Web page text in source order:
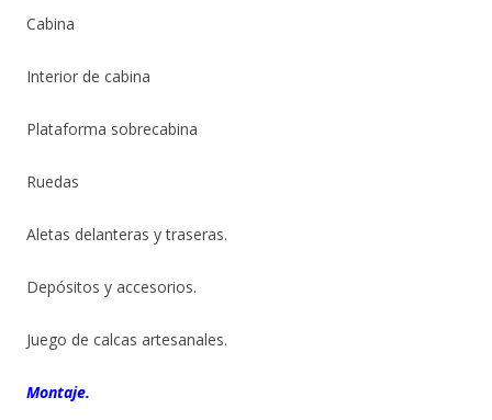
Cabina
Interior de cabina
Plataforma sobrecabina
Ruedas
Aletas delanteras y traseras.
Depósitos y accesorios.
Juego de calcas artesanales.
Montaje.